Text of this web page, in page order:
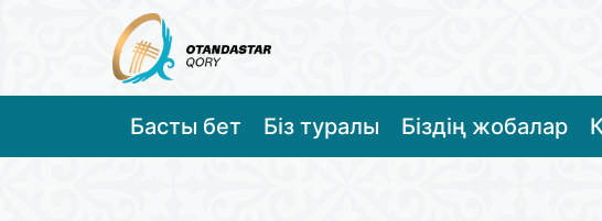
Басты бет Біз туралы Біздің жобалар